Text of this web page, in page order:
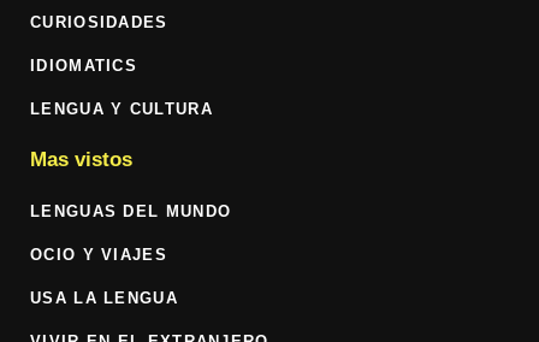
CURIOSIDADES
IDIOMATICS
LENGUA Y CULTURA
Mas vistos
LENGUAS DEL MUNDO
OCIO Y VIAJES
USA LA LENGUA